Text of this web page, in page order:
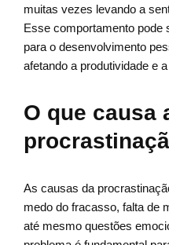
muitas vezes levando a
Esse comportamento pode
para o desenvolvimento
afetando a produtividade e
O que causa
As causas da
medo do fracasso, falta de
até mesmo questões